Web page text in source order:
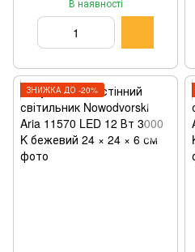
В наявності
ЗНИЖКА ДО -20%